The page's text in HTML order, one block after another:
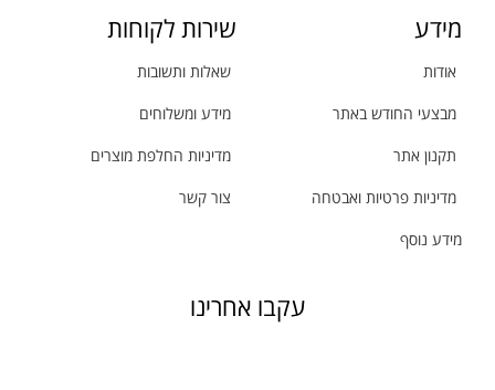
מידע
אודות
מבצעי החודש באתר
תקנון אתר
מדיניות פרטיות ואבטחה
מידע נוסף
שירות לקוחות
שאלות ותשובות
מידע ומשלוחים
מדיניות החלפת מוצרים
צור קשר
עקבו אחרינו